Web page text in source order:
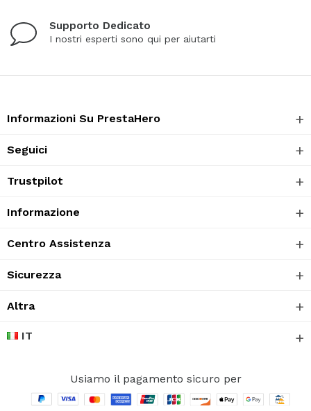
Supporto Dedicato
I nostri esperti sono qui per aiutarti
Informazioni Su PrestaHero
Seguici
Trustpilot
Informazione
Centro Assistenza
Sicurezza
Altra
IT
Usiamo il pagamento sicuro per